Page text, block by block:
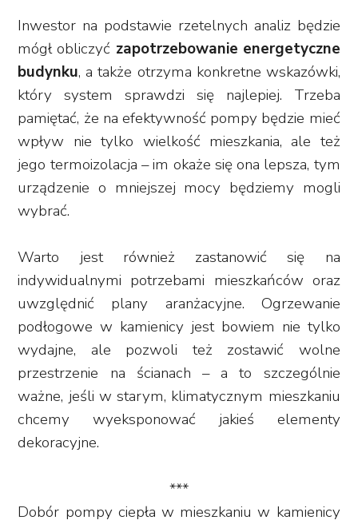
Inwestor na podstawie rzetelnych analiz będzie
mógł obliczyć zapotrzebowanie energetyczne
budynku, a także otrzyma konkretne wskazówki,
który system sprawdzi się najlepiej. Trzeba
pamiętać, że na efektywność pompy będzie mieć
wpływ nie tylko wielkość mieszkania, ale też
jego termoizolacja – im okaże się ona lepsza, tym
urządzenie o mniejszej mocy będziemy mogli
wybrać.
Warto jest również zastanowić się na
indywidualnymi potrzebami mieszkańców oraz
uwzględnić plany aranżacyjne. Ogrzewanie
podłogowe w kamienicy jest bowiem nie tylko
wydajne, ale pozwoli też zostawić wolne
przestrzenie na ścianach – a to szczególnie
ważne, jeśli w starym, klimatycznym mieszkaniu
chcemy wyeksponować jakieś elementy
dekoracyjne.
***
Dobór pompy ciepła w mieszkaniu w kamienicy